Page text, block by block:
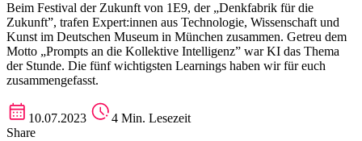
Beim Festival der Zukunft von 1E9, der „Denkfabrik für die
Zukunft”, trafen Expert:innen aus Technologie, Wissenschaft und
Kunst im Deutschen Museum in München zusammen. Getreu dem
Motto „Prompts an die Kollektive Intelligenz” war KI das Thema
der Stunde. Die fünf wichtigsten Learnings haben wir für euch
zusammengefasst.
10.07.2023
4 Min. Lesezeit
Share